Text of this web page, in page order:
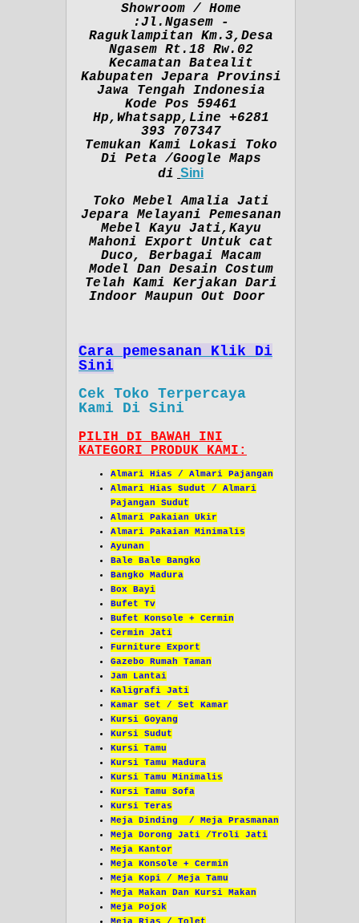
Showroom / Home
:Jl.Ngasem -
Raguklampitan Km.3,Desa
Ngasem Rt.18 Rw.02
Kecamatan Batealit
Kabupaten Jepara Provinsi
Jawa Tengah Indonesia
Kode Pos 59461
Hp,Whatsapp,Line +6281
393 707347
Temukan Kami Lokasi Toko
Di Peta /Google Maps
di Sini
Toko Mebel Amalia Jati
Jepara Melayani Pemesanan
Mebel Kayu Jati,Kayu
Mahoni Export Untuk cat
Duco, Berbagai Macam
Model Dan Desain Costum
Telah Kami Kerjakan Dari
Indoor Maupun Out Door
Cara pemesanan Klik Di
Sini
Cek Toko Terpercaya
Kami Di Sini
PILIH DI BAWAH INI
KATEGORI PRODUK KAMI:
Almari Hias / Almari Pajangan
Almari Hias Sudut / Almari
Pajangan Sudut
Almari Pakaian Ukir
Almari Pakaian Minimalis
Ayunan
Bale Bale Bangko
Bangko Madura
Box Bayi
Bufet Tv
Bufet Konsole + Cermin
Cermin Jati
Furniture Export
Gazebo Rumah Taman
Jam Lantai
Kaligrafi Jati
Kamar Set / Set Kamar
Kursi Goyang
Kursi Sudut
Kursi Tamu
Kursi Tamu Madura
Kursi Tamu Minimalis
Kursi Tamu Sofa
Kursi Teras
Meja Dinding / Meja Prasmanan
Meja Dorong Jati /Troli Jati
Meja Kantor
Meja Konsole + Cermin
Meja Kopi / Meja Tamu
Meja Makan Dan Kursi Makan
Meja Pojok